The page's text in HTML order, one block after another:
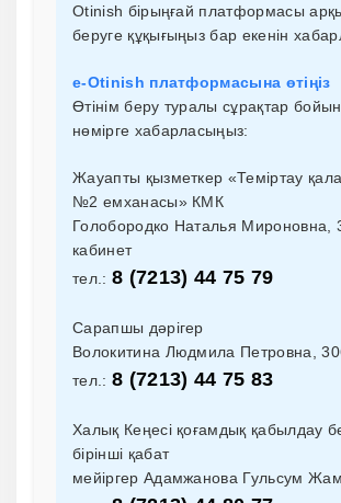
Otinish бірыңғай платформасы
беруге құқығыңыз бар екенін
e-Otinish платформасына өтіңіз
Өтінім беру туралы сұрақтар
нөмірге хабарласыңыз:
Жауапты қызметкер «Теміртау
№2 емханасы» КМК
Голобородко Наталья Мироновна,
кабинет
тел.: 8 (7213) 44 75 79
Сарапшы дәрігер
Волокитина Людмила Петровна,
тел.: 8 (7213) 44 75 83
Халық Кеңесі қоғамдық қабылдау
бірінші қабат
мейіргер Адамжанова Гульсум